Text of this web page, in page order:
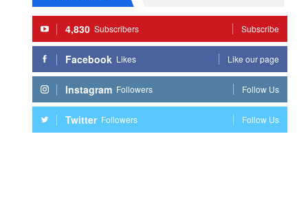
4,830 Subscribers Subscribe
Facebook Likes Like our page
Instagram Followers Follow Us
Twitter Followers Follow Us